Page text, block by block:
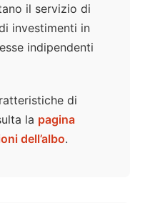
il servizio di
investimenti in
indipendenti
di
la pagina
dell’albo.